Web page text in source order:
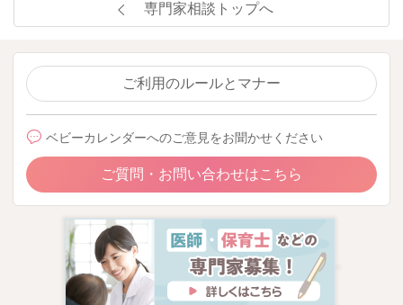
専門家相談トップへ
ご利用のルールとマナー
ベビーカレンダーへのご意見をお聞かせください
ご質問・お問い合わせはこちら